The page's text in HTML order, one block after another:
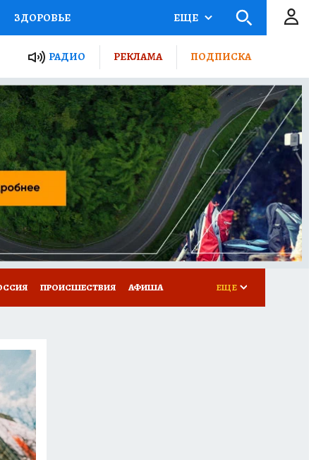
ЗДОРОВЬЕ
РОССИИ
ПУТЕВОДИТЕЛЬ
ТУРИЗМ
ПОТРЕБИТЕЛЯ ВСЕ О КП
ЕЩЕ
РАДИО РЕКЛАМА ПОДПИСКА
ПРОИСШЕСТВИЯ АФИША ЕЩЕ